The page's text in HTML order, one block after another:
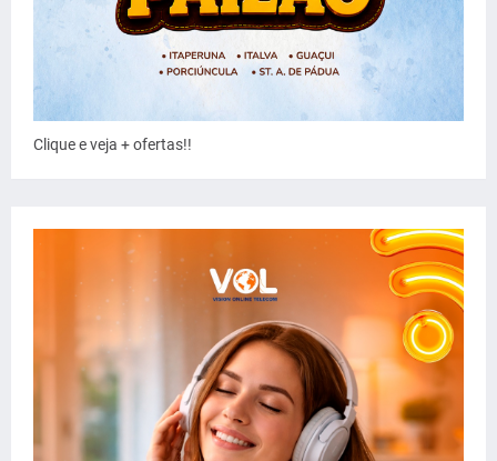
Clique e veja + ofertas!!